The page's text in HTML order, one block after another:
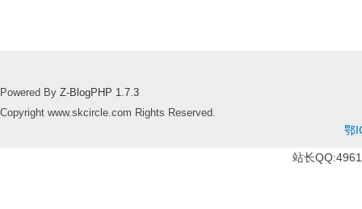
Powered By Z-BlogPHP 1.7.3
Copyright www.skcircle.com Rights Reserved.
鄂
站长